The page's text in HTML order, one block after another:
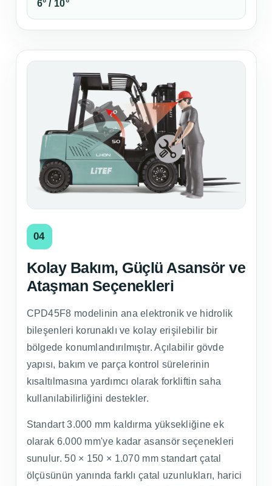
6° / 10°
04
Kolay Bakım, Güçlü Asansör ve
Ataşman Seçenekleri
CPD45F8 modelinin ana elektronik ve hidrolik
bileşenleri korunaklı ve kolay erişilebilir bir
bölgede konumlandırılmıştır. Açılabilir gövde
yapısı, bakım ve parça kontrol sürelerinin
kısaltılmasına yardımcı olarak forkliftin saha
kullanılabilirliğini destekler.
Standart 3.000 mm kaldırma yüksekliğine ek
olarak 6.000 mm'ye kadar asansör seçenekleri
sunulur. 50 × 150 × 1.070 mm standart çatal
ölçüsünün yanında farklı çatal uzunlukları, harici